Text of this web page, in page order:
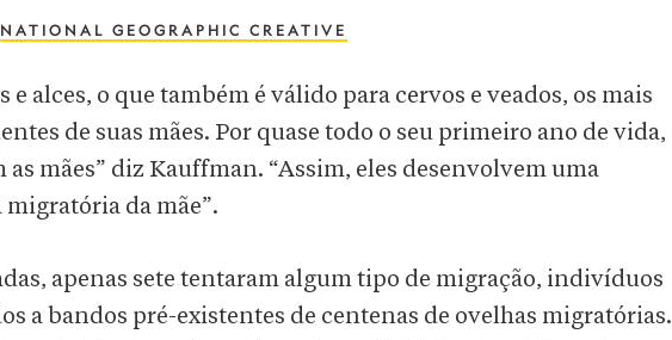
NATIONAL GEOGRAPHIC CREATIVE
e alces, o que também é válido para cervos e veados, os mais
de suas mães. Por quase todo o seu primeiro ano de vida,
as mães” diz Kauffman. “Assim, eles desenvolvem uma
da mãe”.
apenas sete tentaram algum tipo de migração, indivíduos
a bandos pré-existentes de centenas de ovelhas migratórias.